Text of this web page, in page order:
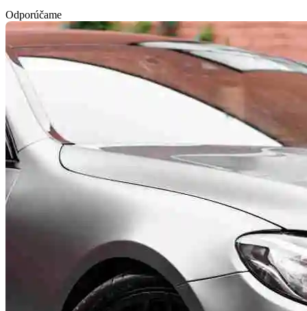
Odporúčame